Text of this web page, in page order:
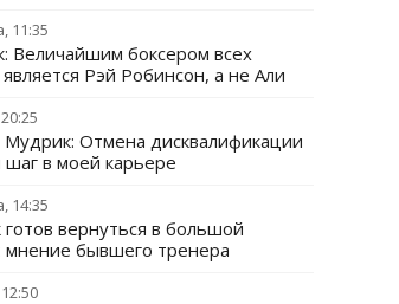
11:35
Величайшим боксером всех
Рэй Робинсон, а не Али
Отмена дисквалификации
в моей карьере
14:35
вернуться в большой
мнение бывшего тренера